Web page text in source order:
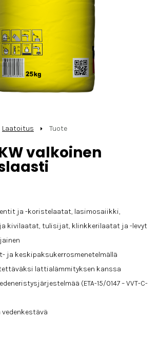
Laatoitus Tuote
valkoinen
ja -koristelaatat, lasimosaiikki,
kivilaatat, tulisijat, klinkkerilaatat ja -levyt
ja keskipaksukerrosmenetelmällä
lattialämmityksen kanssa
(ETA-15/0147 – VVT-C-